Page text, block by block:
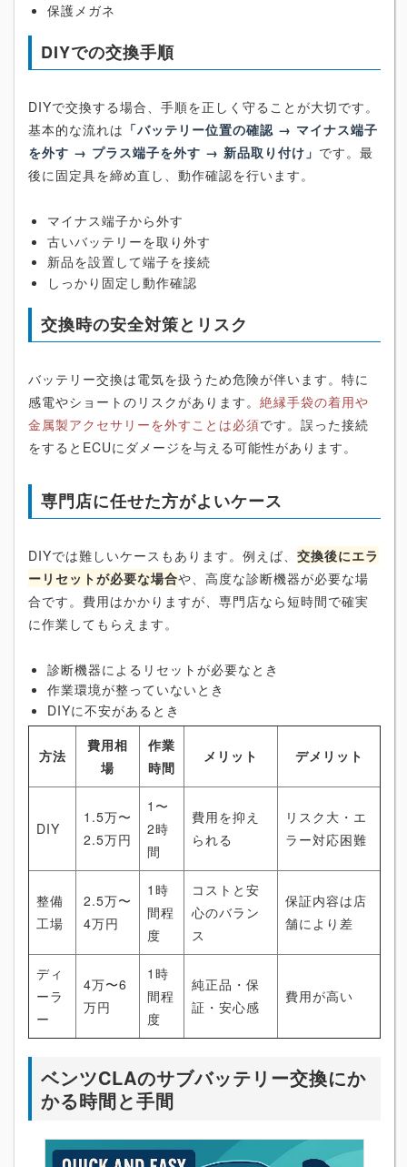
保護メガネ
DIYでの交換手順
DIYで交換する場合、手順を正しく守ることが大切です。
基本的な流れは 「バッテリー位置の確認 → マイナス端子
を外す → プラス端子を外す → 新品取り付け」 です。最
後に固定具を締め直し、動作確認を行います。
マイナス端子から外す
古いバッテリーを取り外す
新品を設置して端子を接続
しっかり固定し動作確認
交換時の安全対策とリスク
バッテリー交換は電気を扱うため危険が伴います。特に
感電やショートのリスクがあります。 絶縁手袋の着用や
金属製アクセサリーを外すことは必須です。誤った接続
をするとECUにダメージを与える可能性があります。
専門店に任せた方がよいケース
DIYでは難しいケースもあります。例えば、 交換後にエラ
ーリセットが必要な場合や、高度な診断機器が必要な場
合です。費用はかかりますが、専門店なら短時間で確実
に作業してもらえます。
診断機器によるリセットが必要なとき
作業環境が整っていないとき
DIYに不安があるとき
方法
費用相
場
作業
時間
メリット デメリット
DIY
1.5万〜
2.5万円
1〜
2時
間
費用を抑え
られる
リスク大・エ
ラー対応困難
整備
工場
2.5万〜
4万円
1時
間程
度
コストと安
心のバラン
ス
保証内容は店
舗により差
ディ
ーラ
ー
4万〜6
万円
1時
間程
度
純正品・保
証・安心感
費用が高い
ベンツCLAのサブバッテリー交換にか
かる時間と手間